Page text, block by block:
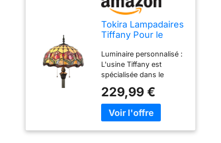
Tokira Lampadaires
Tiffany Pour le
Pastoral D'ombre
de Lumière de Fleur
de Tulipe Rouge de
Vitrail de 64 Pouces
de Hauteur[Ne
contient pas
d'ampoule]
Luminaire personnalisé :
L'usine Tiffany est
spécialisée dans le
fabrication de divers
types de produits
Tiffany.Vous êtes les
229,99 €